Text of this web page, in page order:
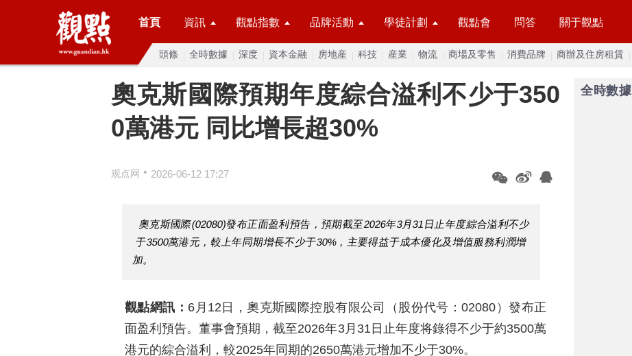
首頁 資訊 觀點指數 品牌活動 學徒計劃 觀點會 問答 關于觀點
頭條 全時數據 深度 資本金融 房地産 科技 産業 物流 商場及零售 消費品牌 商辦及住房租賃
奧克斯國際預期年度綜合溢利不少于350
0萬港元 同比增長超30%
观点网 • 2026-06-12 17:27
奧克斯國際(02080)發布正面盈利預告，預期截至2026年3月31日止年度綜合溢利不少
于3500萬港元，較上年同期增長不少于30%，主要得益于成本優化及增值服務利潤增
加。
觀點網訊： 6月12日，奧克斯國際控股有限公司（股份代号：02080）發布正
面盈利預告。董事會預期，截至2026年3月31日止年度将錄得不少于約3500萬
港元的綜合溢利，較2025年同期的2650萬港元增加不少于30%。
全時數據